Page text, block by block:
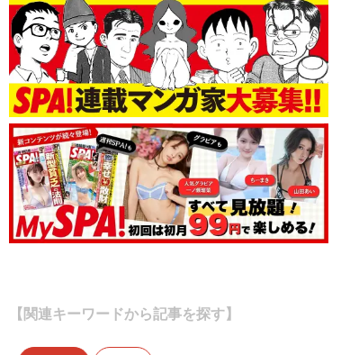
【関連キーワードから記事を探す】